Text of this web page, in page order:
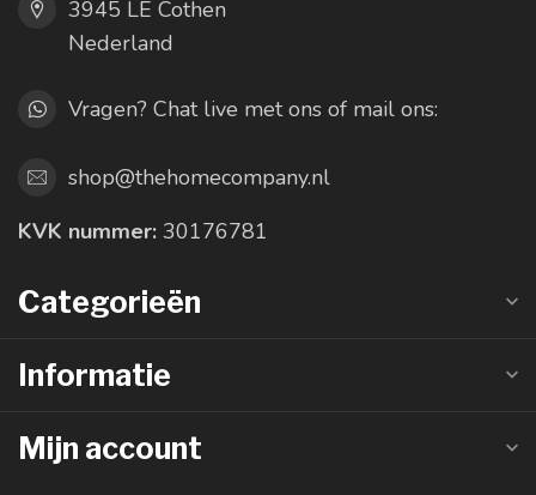
3945 LE Cothen
Nederland
Vragen? Chat live met ons of mail ons:
shop@thehomecompany.nl
KVK nummer: 30176781
Categorieën
Informatie
Mijn account